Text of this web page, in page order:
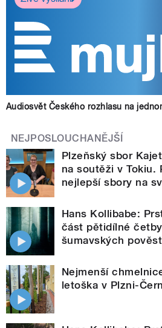
Audiosvět Českého rozhlasu na
NEJPOSLOUCHANĚJŠÍ
Plzeňský sbor
na soutěži v Tokiu.
nejlepší sbory na
Hans Kollibabe:
část pětidílné
šumavských
Nejmenší
letoška v Plzni-